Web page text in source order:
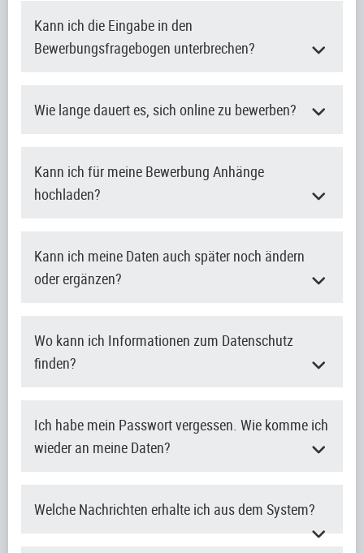
Kann ich die Eingabe in den
Bewerbungsfragebogen unterbrechen?
Wie lange dauert es, sich online zu bewerben?
Kann ich für meine Bewerbung Anhänge
hochladen?
Kann ich meine Daten auch später noch ändern
oder ergänzen?
Wo kann ich Informationen zum Datenschutz
finden?
Ich habe mein Passwort vergessen. Wie komme ich
wieder an meine Daten?
Welche Nachrichten erhalte ich aus dem System?